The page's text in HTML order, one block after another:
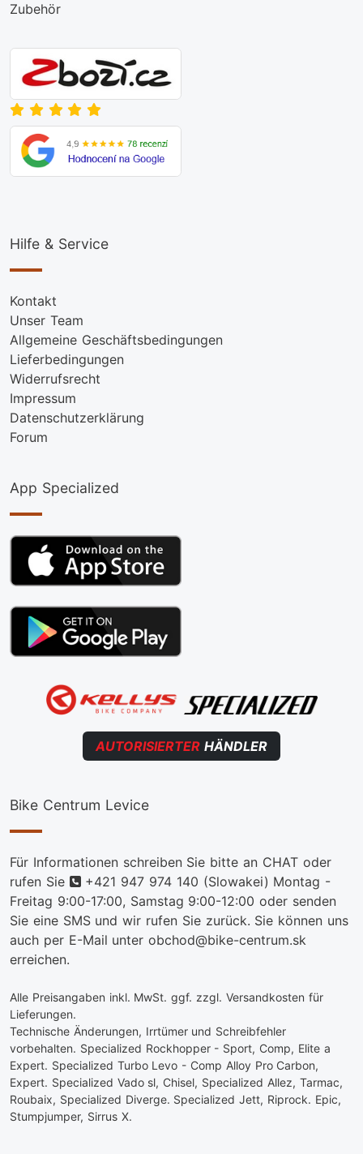
Zubehör
Hilfe & Service
Kontakt
Unser Team
Allgemeine Geschäftsbedingungen
Lieferbedingungen
Widerrufsrecht
Impressum
Datenschutzerklärung
Forum
App Specialized
AUTORISIERTER HÄNDLER
Bike Centrum Levice
Für Informationen schreiben Sie bitte an CHAT oder
rufen Sie
telefon
+421 947 974 140 (Slowakei) Montag -
Freitag 9:00-17:00, Samstag 9:00-12:00 oder senden
Sie eine SMS und wir rufen Sie zurück. Sie können uns
auch per E-Mail unter obchod@bike-centrum.sk
erreichen.
Alle Preisangaben inkl. MwSt. ggf. zzgl. Versandkosten für
Lieferungen.
Technische Änderungen, Irrtümer und Schreibfehler
vorbehalten. Specialized Rockhopper - Sport, Comp, Elite a
Expert. Specialized Turbo Levo - Comp Alloy Pro Carbon,
Expert. Specialized Vado sl, Chisel, Specialized Allez, Tarmac,
Roubaix, Specialized Diverge. Specialized Jett, Riprock. Epic,
Stumpjumper, Sirrus X.